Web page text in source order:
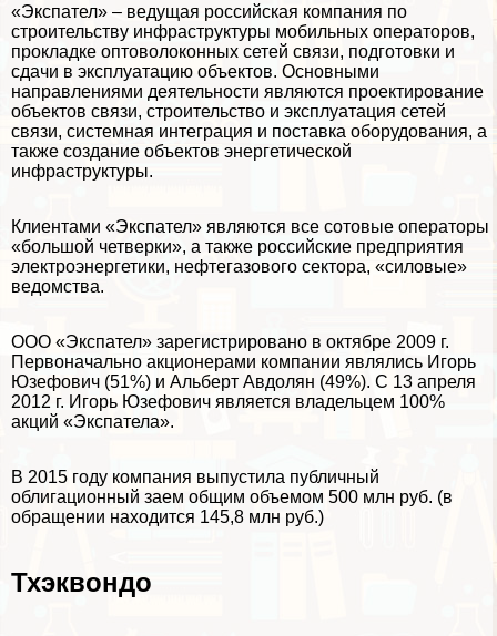
«Экспател» – ведущая российская компания по
строительству инфраструктуры мобильных операторов,
прокладке оптоволоконных сетей связи, подготовки и
сдачи в эксплуатацию объектов. Основными
направлениями деятельности являются проектирование
объектов связи, строительство и эксплуатация сетей
связи, системная интеграция и поставка оборудования, а
также создание объектов энергетической
инфраструктуры.
Клиентами «Экспател» являются все сотовые операторы
«большой четверки», а также российские предприятия
электроэнергетики, нефтегазового сектора, «силовые»
ведомства.
ООО «Экспател» зарегистрировано в октябре 2009 г.
Первоначально акционерами компании являлись Игорь
Юзефович (51%) и Альберт Авдолян (49%). С 13 апреля
2012 г. Игорь Юзефович является владельцем 100%
акций «Экспатела».
В 2015 году компания выпустила публичный
облигационный заем общим объемом 500 млн руб. (в
обращении находится 145,8 млн руб.)
Тхэквондо